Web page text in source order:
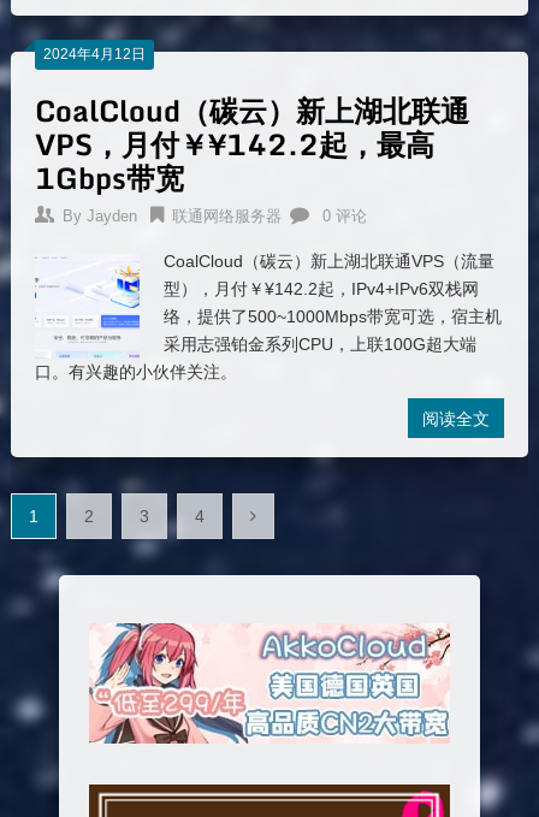
2024年4月12日
CoalCloud（碳云）新上湖北联通
VPS，月付￥¥142.2起，最高
1Gbps带宽
By Jayden 联通网络服务器 0 评论
CoalCloud（碳云）新上湖北联通VPS（流量
型），月付￥¥142.2起，IPv4+IPv6双栈网
络，提供了500~1000Mbps带宽可选，宿主机
采用志强铂金系列CPU，上联100G超大端
口。有兴趣的小伙伴关注。
阅读全文
文
分
1 2 3 4